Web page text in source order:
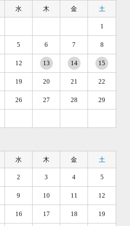
水 木 金 土
1
5 6 7 8
12 13 14 15
19 20 21 22
26 27 28 29
水 木 金 土
2 3 4 5
9 10 11 12
16 17 18 19